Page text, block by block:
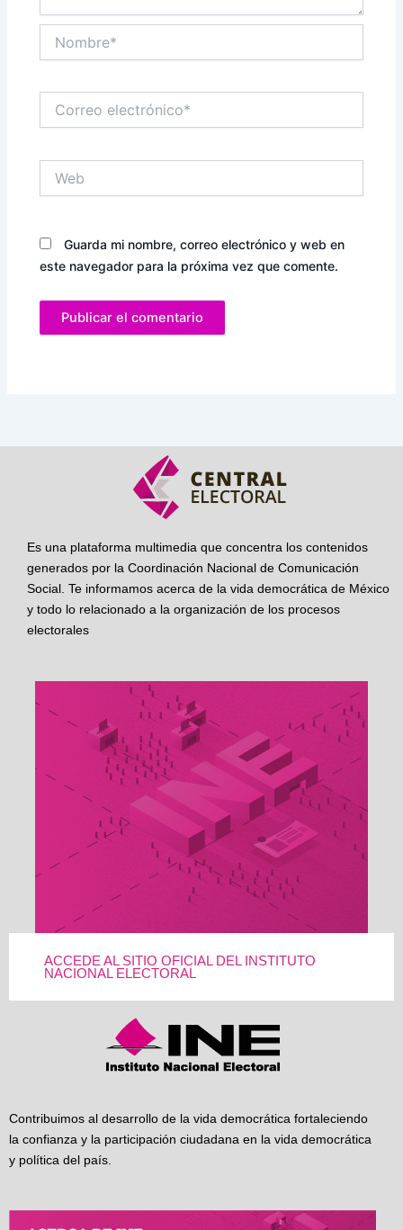
electrónico*
Guarda mi nombre, correo electrónico y web en
este navegador para la próxima vez que comente.
Es una plataforma multimedia que concentra los contenidos
generados por la Coordinación Nacional de Comunicación
Social. Te informamos acerca de la vida democrática de México
y todo lo relacionado a la organización de los procesos
electorales
ACCEDE AL SITIO OFICIAL DEL INSTITUTO
NACIONAL ELECTORAL
Contribuimos al desarrollo de la vida democrática fortaleciendo
la confianza y la participación ciudadana en la vida democrática
y política del país.